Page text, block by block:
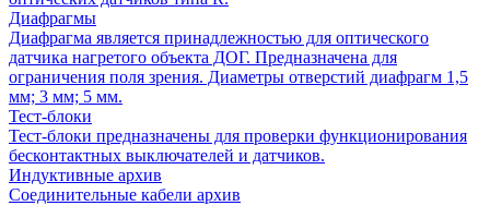
Диафрагмы
Диафрагма является принадлежностью для оптического
датчика нагретого объекта ДОГ. Предназначена для
ограничения поля зрения. Диаметры отверстий диафрагм 1,5
мм; 3 мм; 5 мм.
Тест-блоки
Тест-блоки предназначены для проверки функционирования
бесконтактных выключателей и датчиков.
Индуктивные архив
Соединительные кабели архив